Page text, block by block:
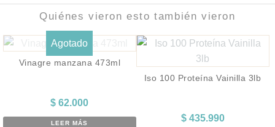
Quiénes vieron esto también vieron
Agotado
Vinagre manzana 473ml
$ 62.000
LEER MÁS
Iso 100 Proteína Vainilla 3lb
$435.990